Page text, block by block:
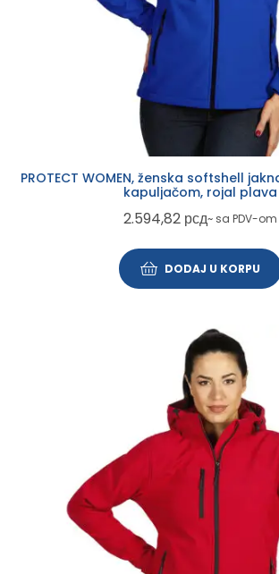
PROTECT WOMEN, ženska softshell
kapuljačom, rojal plava
2.594,82 рсд~ sa PDV-om
DODAJ U KORPU